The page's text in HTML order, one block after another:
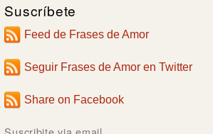
Suscríbete
Feed de Frases de Amor
Seguir Frases de Amor en Twitter
Share on Facebook